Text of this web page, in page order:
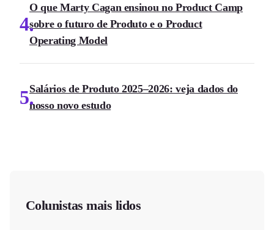
4
O que Marty Cagan ensinou no Product Camp
sobre o futuro de Produto e o Product
Operating Model
5Salários de Produto 2025–2026: veja dados do
nosso novo estudo
Colunistas mais lidos